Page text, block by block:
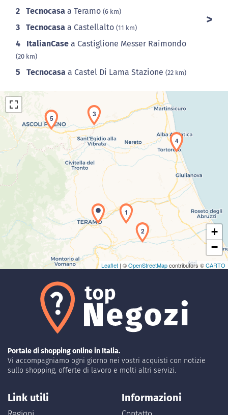
2 Tecnocasa a Teramo (6 km)
3 Tecnocasa a Castellalto (11 km)
4 ItalianCase a Castiglione Messer Raimondo
(20 km)
5 Tecnocasa a Castel Di Lama Stazione (22 km)
Caricamento della carta in corso...
1
2
3
4
5
+
−
Leaflet | ©OpenStreetMapcontributors ©CARTO
Portale di shopping online in Italia.
Vi accompagniamo ogni giorno nei vostri acquisti con notizie
sullo shopping, offerte di lavoro e molti altri servizi.
Link utili Informazioni